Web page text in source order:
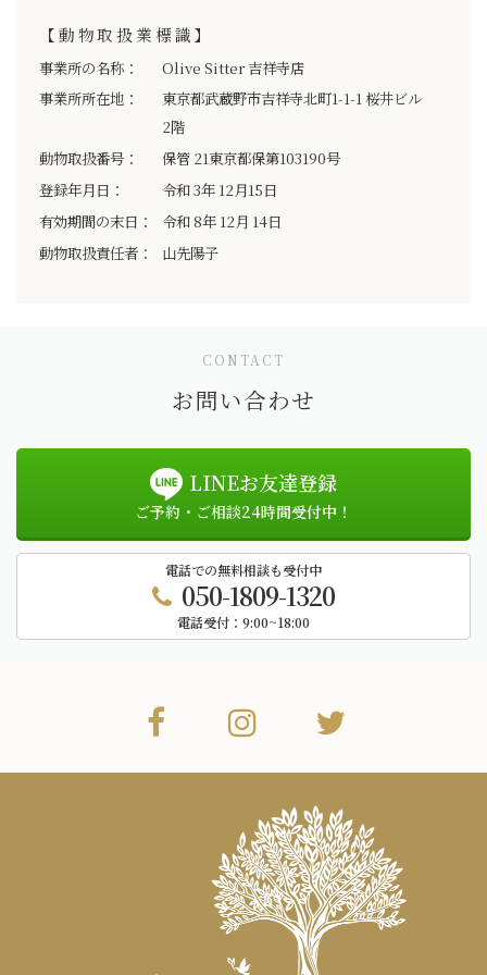
【動物取扱業標識】
事業所の名称：
Olive Sitter 吉祥寺店
事業所所在地：
東京都武蔵野市吉祥寺北町1-1-1 桜井ビル
2階
動物取扱番号：
保管 21東京都保第103190号
登録年月日：
令和 3年 12月15日
有効期間の末日：
令和 8年 12月 14日
動物取扱責任者：
山先陽子
CONTACT
お問い合わせ
LINEお友達登録
ご予約・ご相談24時間受付中！
電話での無料相談も受付中
050-1809-1320
電話受付： 9:00~18:00